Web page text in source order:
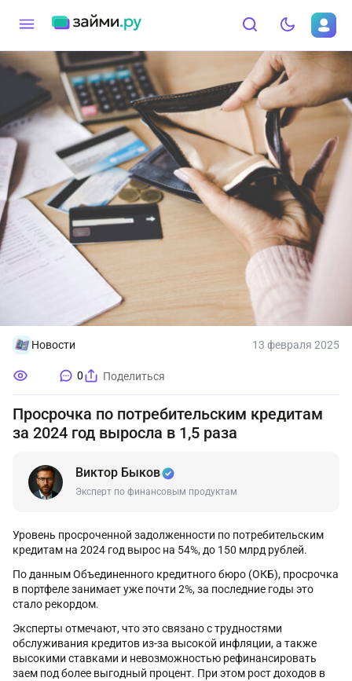
Новости 13 февраля 2025
0 Поделиться
Просрочка по потребительским кредитам
за 2024 год выросла в 1,5 раза
Виктор Быков
Эксперт по финансовым продуктам
Уровень просроченной задолженности по потребительским
кредитам на 2024 год вырос на 54%, до 150 млрд рублей.
По данным Объединенного кредитного бюро (ОКБ), просрочка
в портфеле занимает уже почти 2%, за последние годы это
стало рекордом.
Эксперты отмечают, что это связано с трудностями
обслуживания кредитов из-за высокой инфляции, а также
высокими ставками и невозможностью рефинансировать
заем под более выгодный процент. При этом рост доходов в